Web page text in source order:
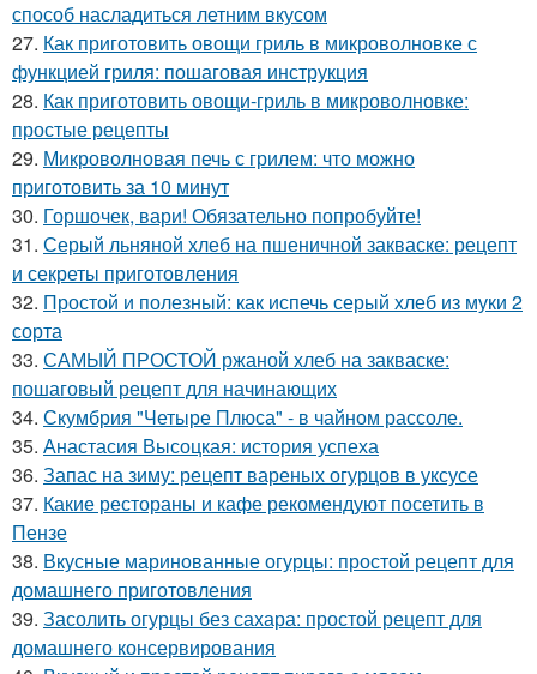
способ насладиться летним вкусом
27. Как приготовить овощи гриль в микроволновке с
функцией гриля: пошаговая инструкция
28. Как приготовить овощи-гриль в микроволновке:
простые рецепты
29. Микроволновая печь с грилем: что можно
приготовить за 10 минут
30. Горшочек, вари! Обязательно попробуйте!
31. Серый льняной хлеб на пшеничной закваске: рецепт
и секреты приготовления
32. Простой и полезный: как испечь серый хлеб из муки 2
сорта
33. САМЫЙ ПРОСТОЙ ржаной хлеб на закваске:
пошаговый рецепт для начинающих
34. Скумбрия "Четыре Плюса" - в чайном рассоле.
35. Анастасия Высоцкая: история успеха
36. Запас на зиму: рецепт вареных огурцов в уксусе
37. Какие рестораны и кафе рекомендуют посетить в
Пензе
38. Вкусные маринованные огурцы: простой рецепт для
домашнего приготовления
39. Засолить огурцы без сахара: простой рецепт для
домашнего консервирования